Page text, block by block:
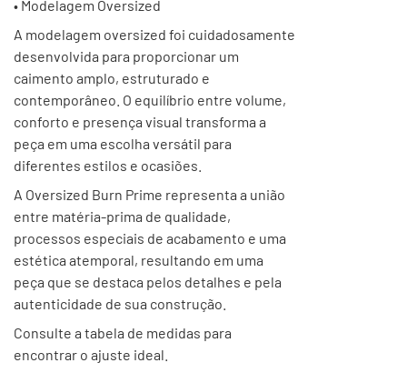
• Modelagem Oversized
A modelagem oversized foi cuidadosamente
desenvolvida para proporcionar um
caimento amplo, estruturado e
contemporâneo. O equilíbrio entre volume,
conforto e presença visual transforma a
peça em uma escolha versátil para
diferentes estilos e ocasiões.
A Oversized Burn Prime representa a união
entre matéria-prima de qualidade,
processos especiais de acabamento e uma
estética atemporal, resultando em uma
peça que se destaca pelos detalhes e pela
autenticidade de sua construção.
Consulte a tabela de medidas para
encontrar o ajuste ideal.